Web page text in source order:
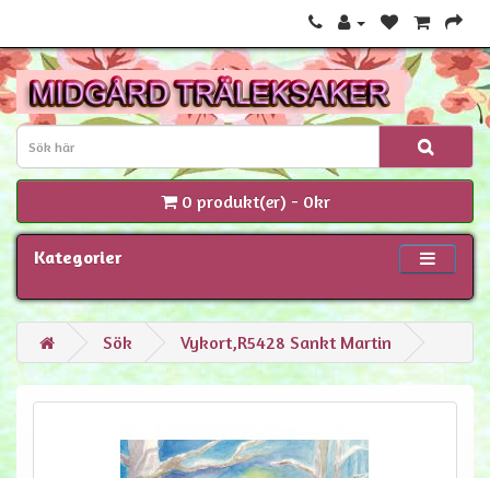
0 produkt(er) - 0kr
Kategorier
Sök Vykort,R5428 Sankt Martin